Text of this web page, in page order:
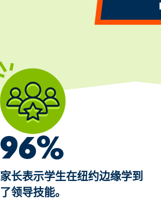
96%
家长表示学生在纽约边缘学到
了领导技能。